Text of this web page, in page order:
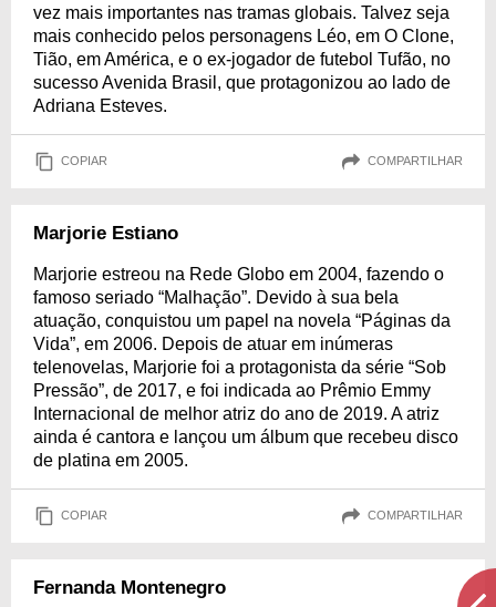
vez mais importantes nas tramas globais. Talvez seja
mais conhecido pelos personagens Léo, em O Clone,
Tião, em América, e o ex-jogador de futebol Tufão, no
sucesso Avenida Brasil, que protagonizou ao lado de
Adriana Esteves.
COPIAR COMPARTILHAR
Marjorie Estiano
Marjorie estreou na Rede Globo em 2004, fazendo o
famoso seriado “Malhação”. Devido à sua bela
atuação, conquistou um papel na novela “Páginas da
Vida”, em 2006. Depois de atuar em inúmeras
telenovelas, Marjorie foi a protagonista da série “Sob
Pressão”, de 2017, e foi indicada ao Prêmio Emmy
Internacional de melhor atriz do ano de 2019. A atriz
ainda é cantora e lançou um álbum que recebeu disco
de platina em 2005.
COPIAR COMPARTILHAR
Fernanda Montenegro